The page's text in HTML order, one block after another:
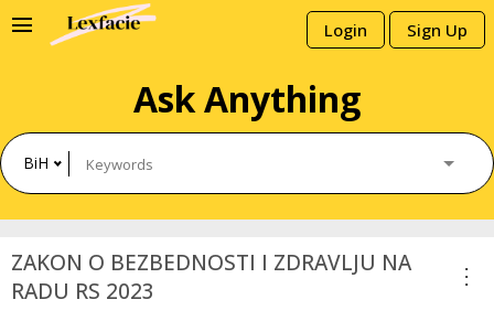
Login Sign Up
menu
Ask Anything
BiH
ZAKON O BEZBEDNOSTI I ZDRAVLJU NA
RADU RS 2023
more_vert